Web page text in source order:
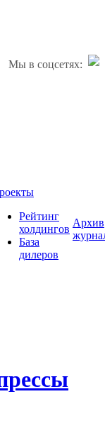
Мы в соцсетях:
Рейтинг
холдингов
База
дилеров
Архив